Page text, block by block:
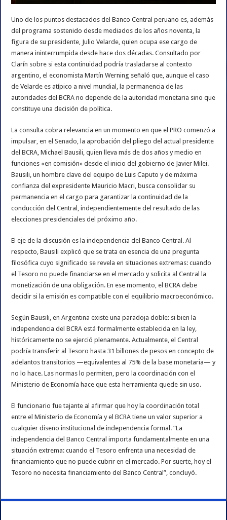
Uno de los puntos destacados del Banco Central peruano es, además
del programa sostenido desde mediados de los años noventa, la
figura de su presidente, Julio Velarde, quien ocupa ese cargo de
manera ininterrumpida desde hace dos décadas. Consultado por
Clarín sobre si esta continuidad podría trasladarse al contexto
argentino, el economista Martín Werning señaló que, aunque el caso
de Velarde es atípico a nivel mundial, la permanencia de las
autoridades del BCRA no depende de la autoridad monetaria sino que
constituye una decisión de política.
La consulta cobra relevancia en un momento en que el PRO comenzó a
impulsar, en el Senado, la aprobación del pliego del actual presidente
del BCRA, Michael Bausili, quien lleva más de dos años y medio en
funciones «en comisión» desde el inicio del gobierno de Javier Milei.
Bausili, un hombre clave del equipo de Luis Caputo y de máxima
confianza del expresidente Mauricio Macri, busca consolidar su
permanencia en el cargo para garantizar la continuidad de la
conducción del Central, independientemente del resultado de las
elecciones presidenciales del próximo año.
El eje de la discusión es la independencia del Banco Central. Al
respecto, Bausili explicó que se trata en esencia de una pregunta
filosófica cuyo significado se revela en situaciones extremas: cuando
el Tesoro no puede financiarse en el mercado y solicita al Central la
monetización de una obligación. En ese momento, el BCRA debe
decidir si la emisión es compatible con el equilibrio macroeconómico.
Según Bausili, en Argentina existe una paradoja doble: si bien la
independencia del BCRA está formalmente establecida en la ley,
históricamente no se ejerció plenamente. Actualmente, el Central
podría transferir al Tesoro hasta 31 billones de pesos en concepto de
adelantos transitorios —equivalentes al 75% de la base monetaria— y
no lo hace. Las normas lo permiten, pero la coordinación con el
Ministerio de Economía hace que esta herramienta quede sin uso.
El funcionario fue tajante al afirmar que hoy la coordinación total
entre el Ministerio de Economía y el BCRA tiene un valor superior a
cualquier diseño institucional de independencia formal. “La
independencia del Banco Central importa fundamentalmente en una
situación extrema: cuando el Tesoro enfrenta una necesidad de
financiamiento que no puede cubrir en el mercado. Por suerte, hoy el
Tesoro no necesita financiamiento del Banco Central”, concluyó.